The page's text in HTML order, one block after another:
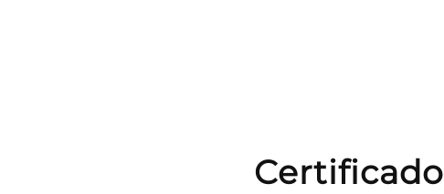
Certificado